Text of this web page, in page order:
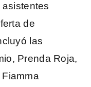
de
las
Prenda Roja,